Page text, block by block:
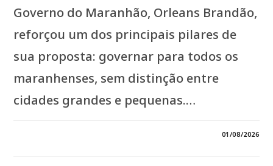
Governo do Maranhão, Orleans Brandão,
reforçou um dos principais pilares de
sua proposta: governar para todos os
maranhenses, sem distinção entre
cidades grandes e pequenas.…
01/08/2026